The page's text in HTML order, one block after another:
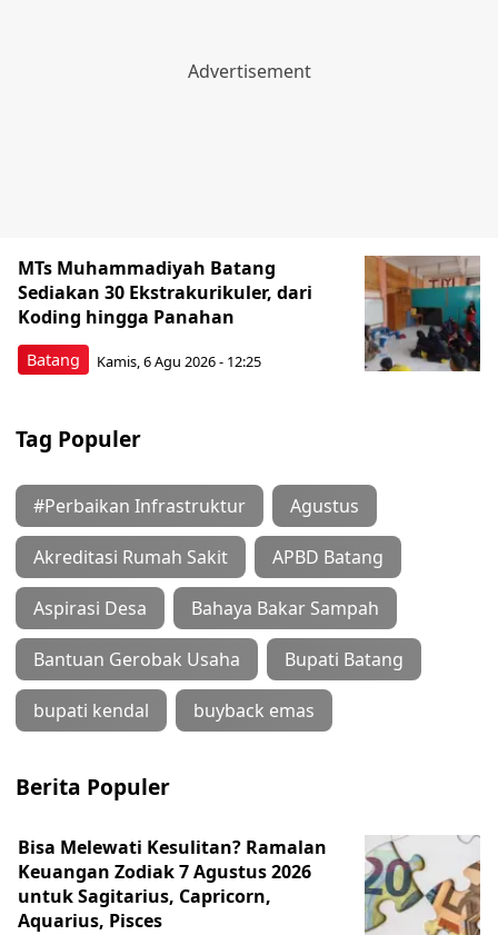
Batang
MTs Muhammadiyah Batang
Sediakan 30 Ekstrakurikuler, dari
Koding hingga Panahan
Kamis, 6 Agu 2026 - 12:25
Tag Populer
#Perbaikan Infrastruktur Agustus
Akreditasi Rumah Sakit APBD Batang
Aspirasi Desa Bahaya Bakar Sampah
Bantuan Gerobak Usaha Bupati Batang
bupati kendal buyback emas
Berita Populer
Bisa Melewati Kesulitan? Ramalan
Keuangan Zodiak 7 Agustus 2026
untuk Sagitarius, Capricorn,
Aquarius, Pisces